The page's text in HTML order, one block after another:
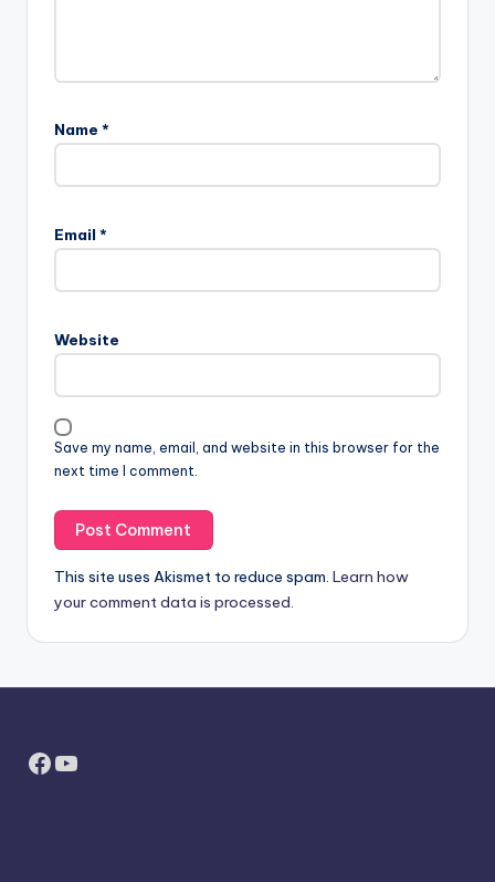
Name *
Email *
Website
Save my name, email, and website in this browser for the
next time I comment.
This site uses Akismet to reduce spam. Learn how
your comment data is processed.
Facebook
YouTube